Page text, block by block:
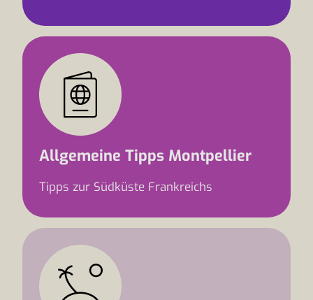
Allgemeine Tipps Montpellier
Tipps zur Südküste Frankreichs